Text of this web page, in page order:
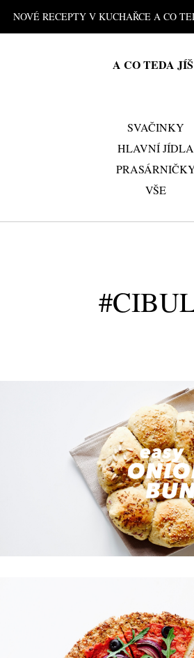
NOVÉ RECEPTY V KUCHAŘCE A CO
A CO TEDA
SVAČINKY
HLAVNÍ JÍDLA
VŠE